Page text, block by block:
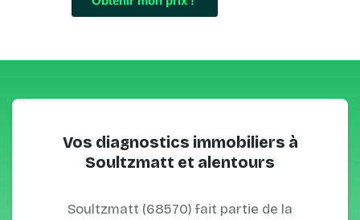
Vos diagnostics immobiliers à
Soultzmatt et alentours
Soultzmatt (68570) fait partie de la